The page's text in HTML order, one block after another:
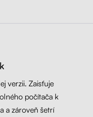
verzii. Zaisťuje
počítača k
a zároveň šetrí